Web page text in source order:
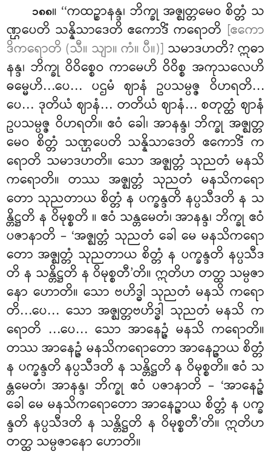
၁၈၈။ ‘‘ကထဉ္စာနန္ဒ၊ ဘိက္ခု အဇ္ဈတ္တမေဝ စိတ္တံ သ
ဏ္ဌပေတိ သန္နိသာဒေတိ ဧကောဒိံ ကရောတိ [ဧကော
ဒိကရောတိ (သီ။ သျာ။ ကံ။ ပီ။)] သမာဒဟတိ? ဣဓာ
နန္ဒ၊ ဘိက္ခု ဝိဝိစ္စေဝ ကာမေဟိ ဝိဝိစ္စ အကုသလေဟိ
ဓမ္မေဟိ…ပေ… ပဌမံ ဈာနံ ဥပသမ္ပဇ္ဇ ဝိဟရတိ…
ပေ… ဒုတိယံ ဈာနံ… တတိယံ ဈာနံ… စတုတ္ထံ ဈာနံ
ဥပသမ္ပဇ္ဇ ဝိဟရတိ။ ဧဝံ ခေါ၊ အာနန္ဒ၊ ဘိက္ခု အဇ္ဈတ္တ
မေဝ စိတ္တံ သဏ္ဌပေတိ သန္နိသာဒေတိ ဧကောဒိံ က
ရောတိ သမာဒဟတိ။ သော အဇ္ဈတ္တံ သုညတံ မနသိ
ကရောတိ။ တဿ အဇ္ဈတ္တံ သုညတံ မနသိကရော
တော သုညတာယ စိတ္တံ န ပက္ခန္ဒတိ နပ္ပသီဒတိ န သ
န္တိဋ္ဌတိ န ဝိမုစ္စတိ ။ ဧဝံ သန္တမေတံ၊ အာနန္ဒ၊ ဘိက္ခု ဧဝံ
ပဇာနာတိ – ‘အဇ္ဈတ္တံ သုညတံ ခေါ မေ မနသိကရော
တော အဇ္ဈတ္တံ သုညတာယ စိတ္တံ န ပက္ခန္ဒတိ နပ္ပသီဒ
တိ န သန္တိဋ္ဌတိ န ဝိမုစ္စတီ’တိ။ ဣတိဟ တတ္ထ သမ္ပဇာ
နော ဟောတိ။ သော ဗဟိဒ္ဓါ သုညတံ မနသိ ကရော
တိ…ပေ… သော အဇ္ဈတ္တဗဟိဒ္ဓါ သုညတံ မနသိ က
ရောတိ …ပေ… သော အာနေဉ္ဇံ မနသိ ကရောတိ။
တဿ အာနေဉ္ဇံ မနသိကရောတော အာနေဉ္ဇာယ စိတ္တံ
န ပက္ခန္ဒတိ နပ္ပသီဒတိ န သန္တိဋ္ဌတိ န ဝိမုစ္စတိ။ ဧဝံ သ
န္တမေတံ၊ အာနန္ဒ၊ ဘိက္ခု ဧဝံ ပဇာနာတိ – ‘အာနေဉ္ဇံ
ခေါ မေ မနသိကရောတော အာနေဉ္ဇာယ စိတ္တံ န ပက္ခ
န္ဒတိ နပ္ပသီဒတိ န သန္တိဋ္ဌတိ န ဝိမုစ္စတီ’တိ။ ဣတိဟ
တတ္ထ သမ္ပဇာနော ဟောတိ။